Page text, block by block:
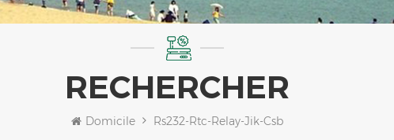
RECHERCHER
Domicile Rs232-Rtc-Relay-Jik-Csb